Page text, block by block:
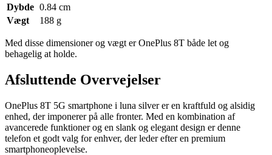
Dybde 0.84 cm
Vægt
188 g
Med disse dimensioner og vægt er OnePlus 8T både let og
behagelig at holde.
Afsluttende Overvejelser
OnePlus 8T 5G smartphone i luna silver er en kraftfuld og alsidig
enhed, der imponerer på alle fronter. Med en kombination af
avancerede funktioner og en slank og elegant design er denne
telefon et godt valg for enhver, der leder efter en premium
smartphoneoplevelse.